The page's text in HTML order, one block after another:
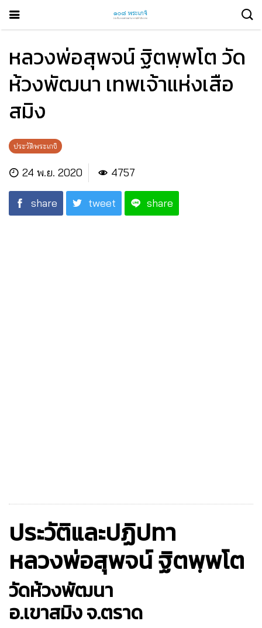
หลวงพ่อสุพจน์ ฐิตพฺพโต วัด
ห้วงพัฒนา เทพเจ้าแห่งเสือ
สมิง
ประวัติพระเกจิ
24 พ.ย. 2020 4757
share tweet share
ประวัติและปฏิปทา
หลวงพ่อสุพจน์ ฐิตพฺพโต
วัดห้วงพัฒนา
อ.เขาสมิง จ.ตราด